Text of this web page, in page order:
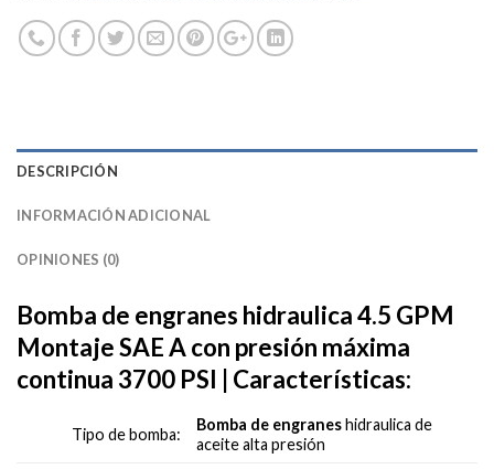
DESCRIPCIÓN
INFORMACIÓN ADICIONAL
OPINIONES (0)
Bomba de engranes hidraulica 4.5 GPM
Montaje SAE A con presión máxima
continua 3700 PSI | Características:
Tipo de bomba:
Bomba de engraneshidraulica de
aceite alta presión